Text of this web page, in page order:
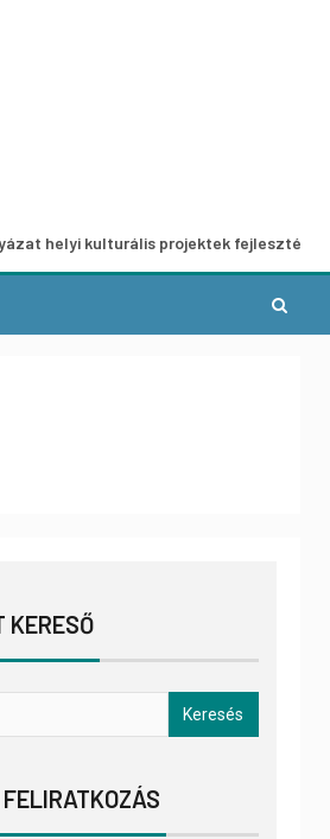
kulturális projektek fejlesztésére
KERESŐ